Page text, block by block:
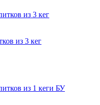
из 3 кег